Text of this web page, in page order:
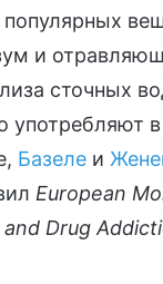
и
сточных
употребляют
Базеле и
European
Drug